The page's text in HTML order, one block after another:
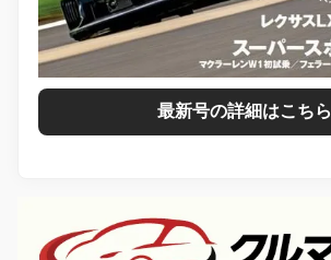
最新号の詳細はこちら